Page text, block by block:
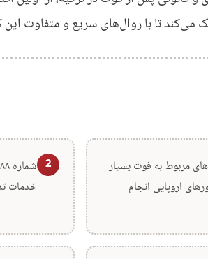
می‌کند تا با روال‌های سریع و متفاوت
مربوط به فوت بسیار
اروپایی انجام
2
خدمات